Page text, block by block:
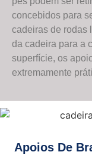
concebidos para
cadeiras de rodas
da cadeira para a
superfície, os
extremamente
Apoios De